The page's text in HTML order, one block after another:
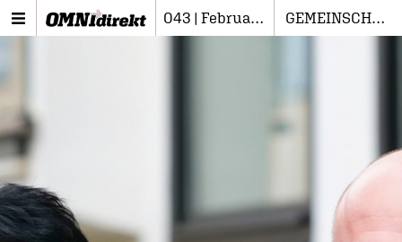
043 | Februar 2025 GEMEINSCHAFTEN